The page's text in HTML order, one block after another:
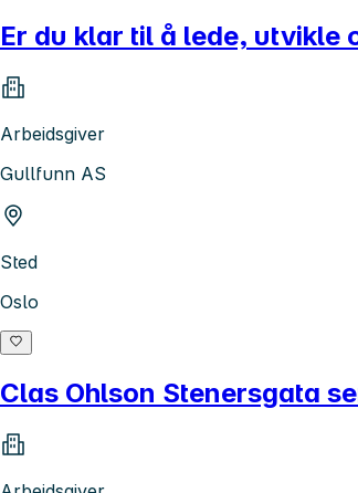
Er du klar til å lede, utvikle
Arbeidsgiver
Gullfunn AS
Sted
Oslo
Clas Ohlson Stenersgata